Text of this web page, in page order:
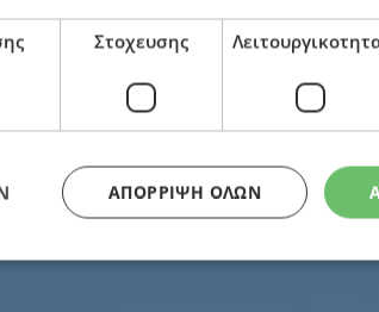
– Διαμαρτύρονται για
Στοχευσης
ΑΠΌΡΡΙΨΗ ΌΛΩΝ